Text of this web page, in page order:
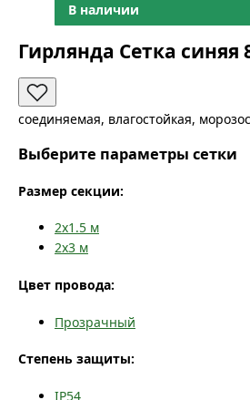
В наличии
Гирлянда Сетка синяя
соединяемая, влагостойкая,
Выберите параметры сетки
Размер секции:
2x1.5 м
2x3 м
Цвет провода:
Прозрачный
Степень защиты:
IP54